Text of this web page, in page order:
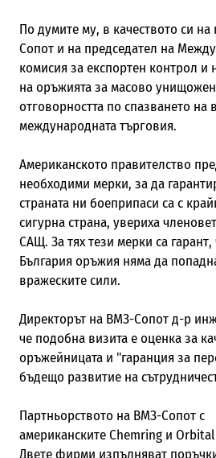
По думите му, в качеството си
Сопот и на председател на
комисия за експортен контрол и
на оръжията за масово
отговорността по спазването на
международната търговия.
Американското правителство
необходими мерки, за да
страната ни боеприпаси са с
сигурна страна, увериха
САЩ. За тях тези мерки са гарант,
България оръжия няма да
вражеските сили.
Директорът на ВМЗ-Сопот д-р
че подобна визита е оценка за
оръжейницата и "гаранция за
бъдещо развитие на
Партньорството на ВМЗ-Сопот с
американските Chemring и
Двете фирми изпълняват